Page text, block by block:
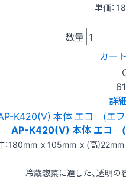
単価：
数量
カー
詳
AP-K420(V) 本体 エコ (
：180mm x 105mm x (高)22mm
冷蔵惣菜に適した、透明の